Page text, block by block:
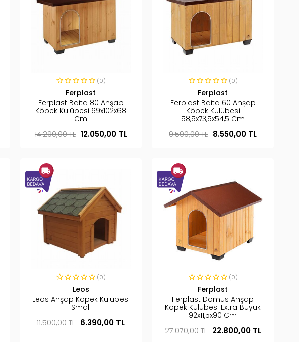
(0)
Ferplast
Ferplast Baita 80 Ahşap
Köpek Kulübesi 69x102x68
Cm
14.290,00 TL 12.050,00 TL
(0)
Ferplast
Ferplast Baita 60 Ahşap
Köpek Kulübesi
58,5x73,5x54,5 Cm
9.590,00 TL 8.550,00 TL
(0)
Leos
Leos Ahşap Köpek Kulübesi
Small
11.500,00 TL 6.390,00 TL
(0)
Ferplast
Ferplast Domus Ahşap
Köpek Kulübesi Extra Büyük
92x11,5x90 Cm
27.070,00 TL 22.800,00 TL